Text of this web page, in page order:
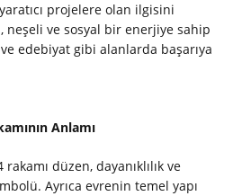
projelere olan ilgisini
neşeli ve sosyal bir enerjiye sahip
edebiyat gibi alanlarda başarıya
Anlamı
düzen, dayanıklılık ve
Ayrıca evrenin temel yapı